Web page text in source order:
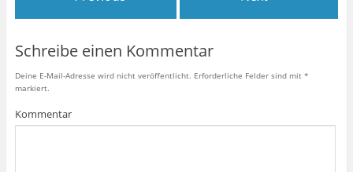
Schreibe einen Kommentar
Deine E-Mail-Adresse wird nicht veröffentlicht. Erforderliche Felder sind mit *
markiert.
Kommentar